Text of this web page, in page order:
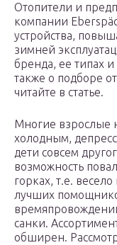
Отопители и
компании
устройства,
зимней
бренда, ее типах
также о подборе
читайте в статье.
Многие взрослые
холодным,
дети совсем
возможность
горках, т.е.
лучших
санки.
обширен.